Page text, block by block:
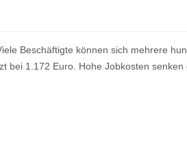
Beschäftigte können sich mehrere
bei 1.172 Euro. Hohe Jobkosten